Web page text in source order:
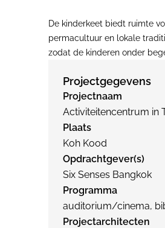
De kinderkeet biedt ruimte
permacultuur en lokale
zodat de kinderen onder
Projectgegevens
Projectnaam
Activiteitencentrum in
Plaats
Koh Kood
Opdrachtgever(s)
Six Senses Bangkok
Programma
auditorium/cinema,
Projectarchitecten